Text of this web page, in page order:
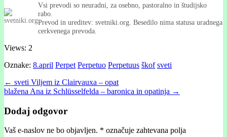
Vsi prevodi so neuradni, za osebno, pastoralno in študijsko
rabo.
Prevod in ureditev: svetniki.org. Besedilo nima statusa uradnega
cerkvenega prevoda.
Views: 2
Oznake: 8.april Perpet Perpetuo Perpetuus škof sveti
Post
navigation
← sveti Viljem iz Clairvauxa – opat
blažena Ana iz Schlüsselfelda – baronica in opatinja →
Dodaj odgovor
Vaš e-naslov ne bo objavljen. * označuje zahtevana polja